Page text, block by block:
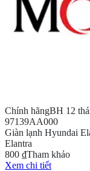
Chính hãngBH 12
97139AA000
Giàn lạnh Hyundai
Elantra
800 ₫Tham khảo
Xem chi tiết